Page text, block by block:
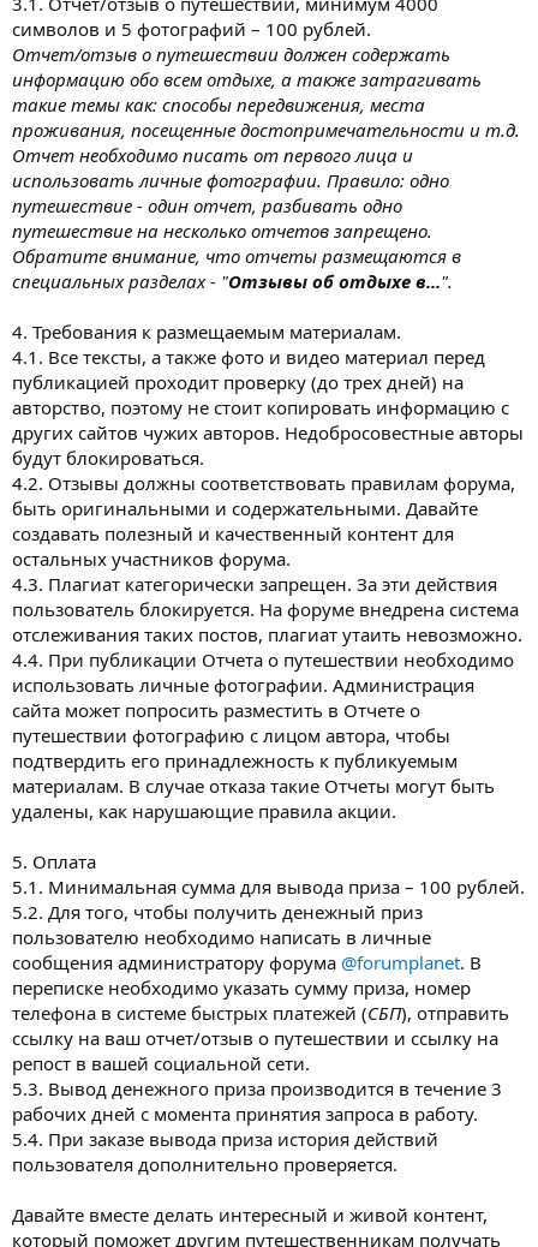
символов и 5 фотографий – 100 рублей.
Отчет/отзыв о путешествии должен содержать
информацию обо всем отдыхе, а также затрагивать
такие темы как: способы передвижения, места
проживания, посещенные достопримечательности и т.д.
Отчет необходимо писать от первого лица и
использовать личные фотографии. Правило: одно
путешествие - один отчет, разбивать одно
путешествие на несколько отчетов запрещено.
Обратите внимание, что отчеты размещаются в
специальных разделах - "Отзывы об отдыхе в...".
4. Требования к размещаемым материалам.
4.1. Все тексты, а также фото и видео материал перед
публикацией проходит проверку (до трех дней) на
авторство, поэтому не стоит копировать информацию с
других сайтов чужих авторов. Недобросовестные авторы
будут блокироваться.
4.2. Отзывы должны соответствовать правилам форума,
быть оригинальными и содержательными. Давайте
создавать полезный и качественный контент для
остальных участников форума.
4.3. Плагиат категорически запрещен. За эти действия
пользователь блокируется. На форуме внедрена система
отслеживания таких постов, плагиат утаить невозможно.
4.4. При публикации Отчета о путешествии необходимо
использовать личные фотографии. Администрация
сайта может попросить разместить в Отчете о
путешествии фотографию с лицом автора, чтобы
подтвердить его принадлежность к публикуемым
материалам. В случае отказа такие Отчеты могут быть
удалены, как нарушающие правила акции.
5. Оплата
5.1. Минимальная сумма для вывода приза – 100 рублей.
5.2. Для того, чтобы получить денежный приз
пользователю необходимо написать в личные
сообщения администратору форума @forumplanet. В
переписке необходимо указать сумму приза, номер
телефона в системе быстрых платежей (СБП), отправить
ссылку на ваш отчет/отзыв о путешествии и ссылку на
репост в вашей социальной сети.
5.3. Вывод денежного приза производится в течение 3
рабочих дней с момента принятия запроса в работу.
5.4. При заказе вывода приза история действий
пользователя дополнительно проверяется.
Давайте вместе делать интересный и живой контент,
который поможет другим путешественникам получать